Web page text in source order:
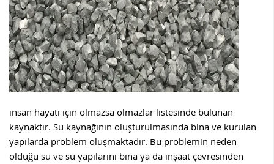
insan hayatı için olmazsa olmazlar listesinde bulunan
kaynaktır. Su kaynağının oluşturulmasında bina ve kurulan
yapılarda problem oluşmaktadır. Bu problemin neden
olduğu su ve su yapılarını bina ya da inşaat çevresinden